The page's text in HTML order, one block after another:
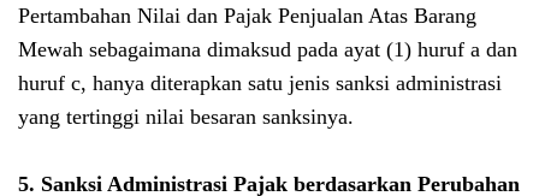
Pertambahan Nilai dan Pajak Penjualan Atas Barang
Mewah sebagaimana dimaksud pada ayat (1) huruf a dan
huruf c, hanya diterapkan satu jenis sanksi administrasi
yang tertinggi nilai besaran sanksinya.
5. Sanksi Administrasi Pajak berdasarkan Perubahan